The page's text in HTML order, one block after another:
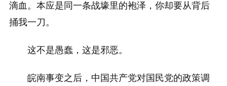
滴血。本应是同一条战壕里的袍泽，你却要从背后
捅我一刀。
这不是愚蠢，这是邪恶。
皖南事变之后，中国共产党对国民党的政策调